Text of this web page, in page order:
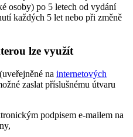
osoby) po 5 letech od vydání
každých 5 let nebo při změně
lze využít
na internetových
zaslat příslušnému útvaru
podpisem e-mailem na